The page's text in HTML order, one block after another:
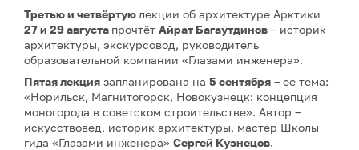
Третью и четвёртуюлекции об архитектуре Арктики
27 и 29 августа прочтёт Айрат Багаутдинов – историк
архитектуры, экскурсовод, руководитель
образовательной компании «Глазами инженера».
Пятая лекция запланирована на 5 сентября – ее тема:
«Норильск, Магнитогорск, Новокузнецк: концепция
моногорода в советском строительстве». Автор –
искусствовед, историк архитектуры, мастер Школы
гида «Глазами инженера» Сергей Кузнецов.